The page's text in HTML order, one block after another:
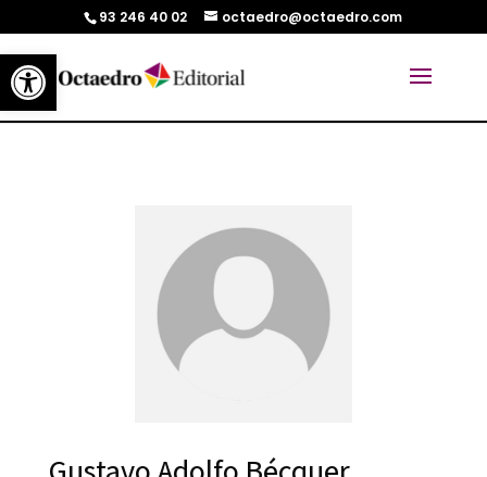
Abrir barra de herramientas
93 246 40 02 octaedro@octaedro.com